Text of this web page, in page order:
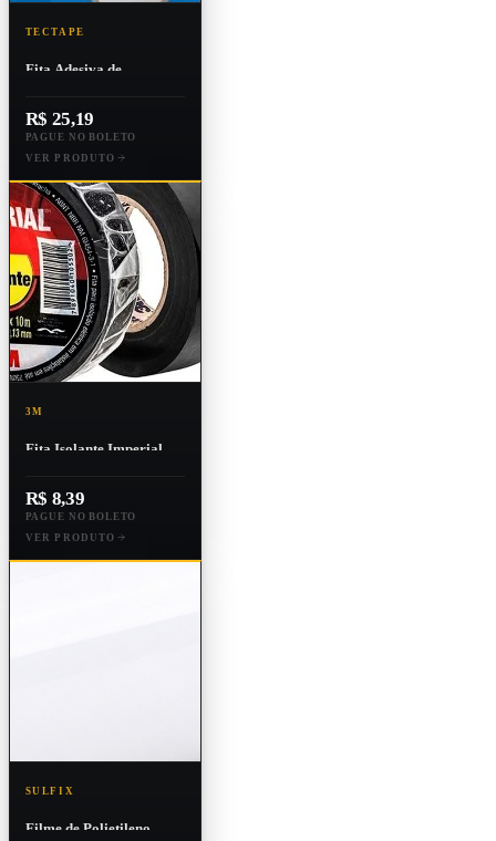
TECTAPE
Fita Adesiva de
Resistência Mopp 36mm
X 55m
R$ 25,19
PAGUE NO BOLETO
VER PRODUTO
3M
Fita Isolante Imperial
Resistência
R$ 8,39
PAGUE NO BOLETO
VER PRODUTO
SULFIX
Filme de Polietileno